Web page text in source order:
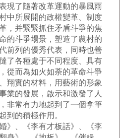
現了隨著改革運動的暴風雨
中所展開的政權變革、制度
，并緊緊抓住矛盾斗爭的焦
的斗爭場景，塑造了農村的
前列的優秀代表，同時也善
了各種處于不同程度、具有
從而為如火如荼的革命斗爭
翔實的材料，用藝術的形象
業的發展，啟示和激發了人
非常有力地起到了一個拿筆
到的積極作用。
、《李有才板話》、《李